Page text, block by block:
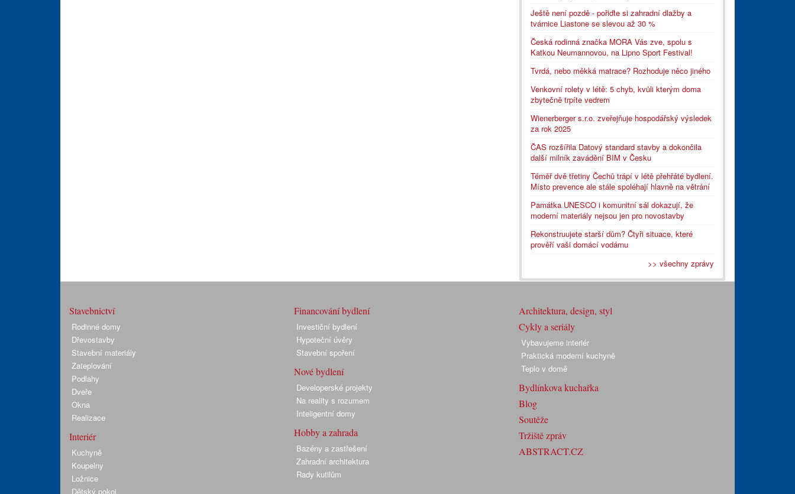
Ještě není pozdě - pořiďte si zahradní dlažby a
tvárnice Liastone se slevou až 30 %
Česká rodinná značka MORA Vás zve, spolu s
Katkou Neumannovou, na Lipno Sport Festival!
Tvrdá, nebo měkká matrace? Rozhoduje něco jiného
Venkovní rolety v létě: 5 chyb, kvůli kterým doma
zbytečně trpíte vedrem
Wienerberger s.r.o. zveřejňuje hospodářský výsledek
za rok 2025
ČAS rozšířila Datový standard stavby a dokončila
další milník zavádění BIM v Česku
Téměř dvě třetiny Čechů trápí v létě přehřáté bydlení.
Místo prevence ale stále spoléhají hlavně na větrání
Památka UNESCO i komunitní sál dokazují, že
moderní materiály nejsou jen pro novostavby
Rekonstruujete starší dům? Čtyři situace, které
prověří vaši domácí vodárnu
>> všechny zprávy
Stavebnictví
Rodinné domy
Dřevostavby
Stavební materiály
Zateplování
Podlahy
Dveře
Okna
Realizace
Interiér
Kuchyně
Koupelny
Ložnice
Dětský pokoj
Financování bydlení
Investiční bydlení
Hypoteční úvěry
Stavební spoření
Nové bydlení
Developerské projekty
Na reality s rozumem
Inteligentní domy
Hobby a zahrada
Bazény a zastřešení
Zahradní architektura
Rady kutilům
Architektura, design, styl
Cykly a seriály
Vybavujeme interiér
Praktická moderní kuchyně
Teplo v domě
Bydlínkova kuchařka
Blog
Soutěže
Tržiště zpráv
ABSTRACT.CZ